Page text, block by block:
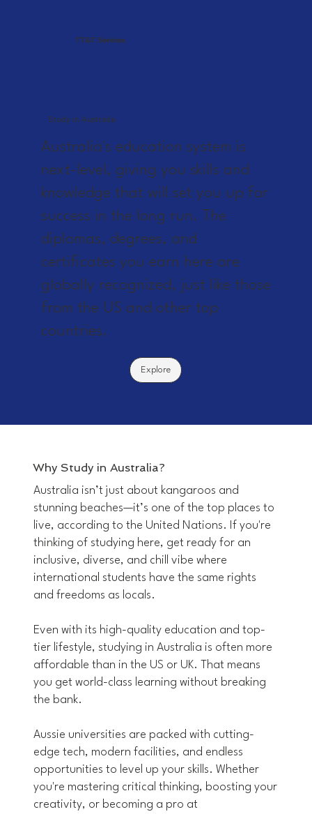
TT&T Services
Study in Australia
Australia's education system is
next-level, giving you skills and
knowledge that will set you up for
success in the long run. The
diplomas, degrees, and
certificates you earn here are
globally recognized, just like those
from the US and other top
countries.
Explore
Why Study in Australia?
Australia isn’t just about kangaroos and
stunning beaches—it’s one of the top places to
live, according to the United Nations. If you're
thinking of studying here, get ready for an
inclusive, diverse, and chill vibe where
international students have the same rights
and freedoms as locals.
Even with its high-quality education and top-
tier lifestyle, studying in Australia is often more
affordable than in the US or UK. That means
you get world-class learning without breaking
the bank.
Aussie universities are packed with cutting-
edge tech, modern facilities, and endless
opportunities to level up your skills. Whether
you're mastering critical thinking, boosting your
creativity, or becoming a pro at